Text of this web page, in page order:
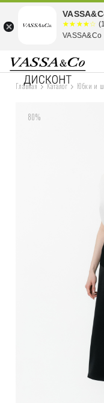
Главная Каталог Юбки и
80%
☆☆☆☆☆
★★★★
★
VASSA&Co